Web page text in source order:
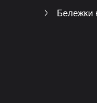
Бележки